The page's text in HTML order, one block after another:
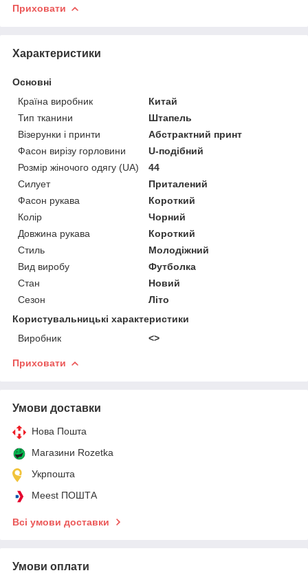
Приховати
Характеристики
Основні
Країна виробник
Китай
Тип тканини
Штапель
Візерунки і принти
Абстрактний принт
Фасон вирізу горловини
U-подібний
Розмір жіночого одягу (UA)
44
Силует
Приталений
Фасон рукава
Короткий
Колір
Чорний
Довжина рукава
Короткий
Стиль
Молодіжний
Вид виробу
Футболка
Стан
Новий
Сезон
Літо
Користувальницькі характеристики
Виробник
<>
Приховати
Умови доставки
Нова Пошта
Магазини Rozetka
Укрпошта
Meest ПОШТА
Всі умови доставки
Умови оплати